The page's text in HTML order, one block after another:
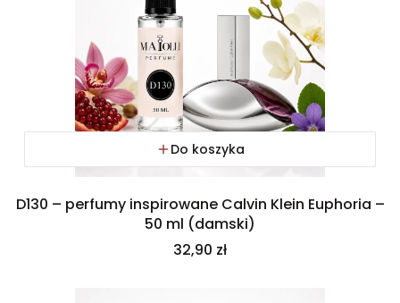
Do koszyka
D130 – perfumy inspirowane Calvin Klein Euphoria –
50 ml (damski)
Cena
32,90 zł